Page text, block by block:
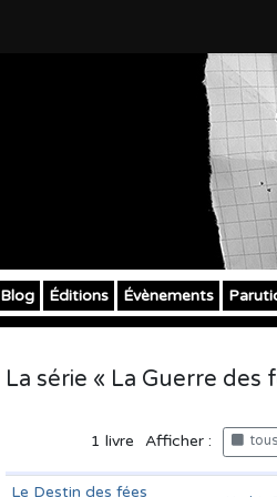
Blog Éditions Évènements
La série « La Guerre des
1 livre Afficher :
Le Destin des fées